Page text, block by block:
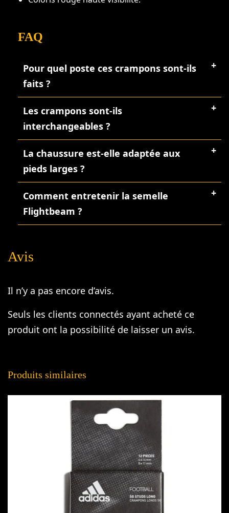
FAQ
Pour quel poste ces crampons sont-ils
faits ?
Les crampons sont-ils
interchangeables ?
La chaussure est-elle adaptée aux
pieds larges ?
Comment entretenir la semelle
Flightbeam ?
Avis
Il n’y a pas encore d’avis.
Seuls les clients connectés ayant acheté ce
produit ont la possibilité de laisser un avis.
Produits similaires